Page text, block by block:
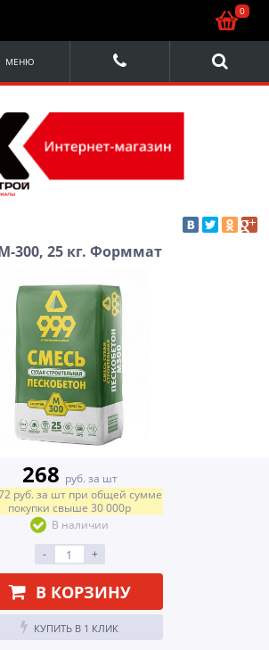
МЕНЮ
300, 25 кг. Форммат
268 руб. за шт
руб. за шт при общей сумме
покупки свыше 30 000р
В наличии
-
+
В КОРЗИНУ
КУПИТЬ В 1 КЛИК
0